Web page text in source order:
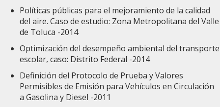
Políticas públicas para el mejoramiento de la calidad
del aire. Caso de estudio: Zona Metropolitana del Valle
de Toluca -2014
Optimización del desempeño ambiental del transporte
escolar, caso: Distrito Federal -2014
Definición del Protocolo de Prueba y Valores
Permisibles de Emisión para Vehículos en Circulación
a Gasolina y Diesel -2011